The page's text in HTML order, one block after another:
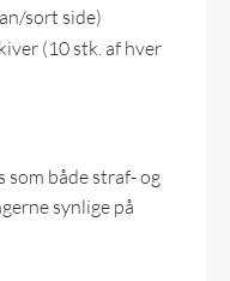
sort side)
(10 stk. af hver
som både straf- og
synlige på